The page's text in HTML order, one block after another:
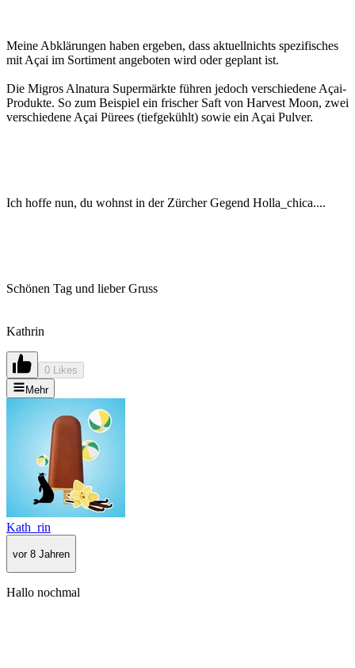
Meine Abklärungen haben ergeben, dass aktuellnichts spezifisches
mit Açai im Sortiment angeboten wird oder geplant ist.
Die Migros Alnatura Supermärkte führen jedoch verschiedene Açai-
Produkte. So zum Beispiel ein frischer Saft von Harvest Moon, zwei
verschiedene Açai Pürees (tiefgekühlt) sowie ein Açai Pulver.
Ich hoffe nun, du wohnst in der Zürcher Gegend Holla_chica....
Schönen Tag und lieber Gruss
Kathrin
0 Likes
Mehr
Kath_rin
vor 8 Jahren
Hallo nochmal